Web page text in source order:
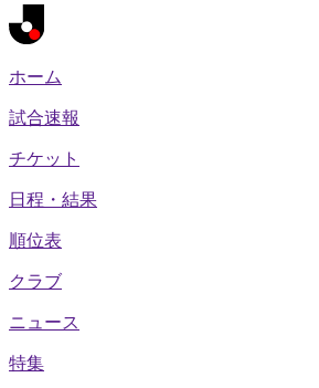
ホーム
試合速報
チケット
日程・結果
順位表
クラブ
ニュース
特集